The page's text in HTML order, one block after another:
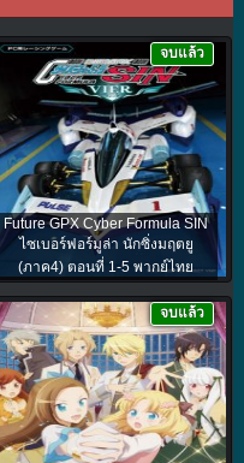
Future GPX Cyber Formula SIN
ไซเบอร์ฟอร์มูล่า นักซิ่งมฤตยู
(ภาค4) ตอนที่ 1-5 พากย์ไทย
จบแล้ว
จบแล้ว